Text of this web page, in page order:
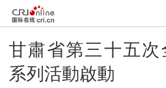
甘肅省第三十五次
系列活動啟動